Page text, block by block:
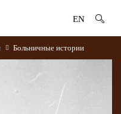
EN
Больничные истории